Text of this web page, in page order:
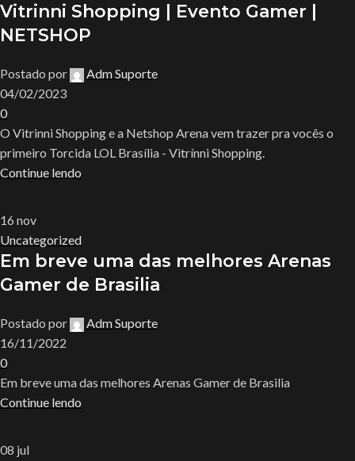
Vitrinni Shopping | Evento Gamer |
NETSHOP
Postado por
Adm Suporte
04/02/2023
0
O Vitrinni Shopping e a Netshop Arena vem trazer pra vocês o
primeiro Torcida LOL Brasília - Vitrínni Shopping.
Continue lendo
16 nov
Uncategorized
Em breve uma das melhores Arenas
Gamer de Brasilia
Postado por
Adm Suporte
16/11/2022
0
Em breve uma das melhores Arenas Gamer de Brasilia
Continue lendo
08 jul